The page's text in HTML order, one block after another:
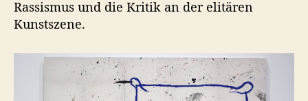
Rassismus und die Kritik an der elitären
Kunstszene.